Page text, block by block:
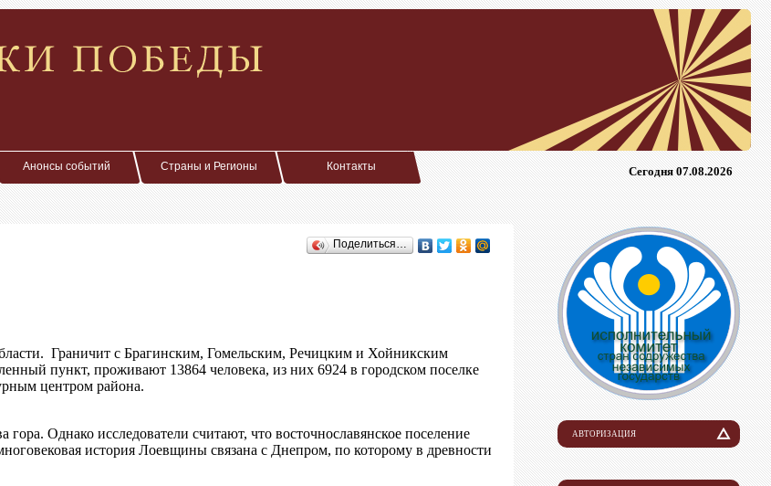
Анонсы событий Страны и Регионы Контакты Сегодня 07.08.2026
Поделиться…
Граничит с Брагинским, Гомельским, Речицким и Хойникским
пункт, проживают 13864 человека, из них 6924 в городском поселке
центром района.
Однако исследователи считают, что восточнославянское поселение
история Лоевщины связана с Днепром, по которому в древности
АВТОРИЗАЦИЯ
Логин